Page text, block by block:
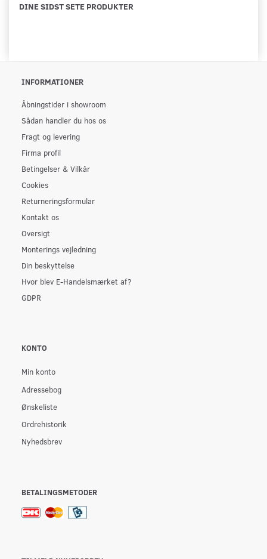
DINE SIDST SETE PRODUKTER
INFORMATIONER
Åbningstider i showroom
Sådan handler du hos os
Fragt og levering
Firma profil
Betingelser & Vilkår
Cookies
Returneringsformular
Kontakt os
Oversigt
Monterings vejledning
Din beskyttelse
Hvor blev E-Handelsmærket af?
GDPR
KONTO
Min konto
Adressebog
Ønskeliste
Ordrehistorik
Nyhedsbrev
BETALINGSMETODER